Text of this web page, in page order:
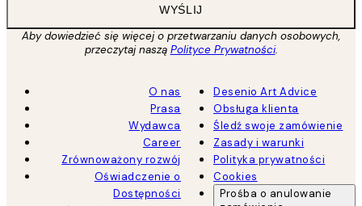
WYŚLIJ
Aby dowiedzieć się więcej o przetwarzaniu danych osobowych,
przeczytaj naszą Polityce Prywatności.
O nas
Prasa
Wydawca
Career
Zrównoważony rozwój
Oświadczenie o
Dostępności
Desenio Art Advice
Obsługa klienta
Śledź swoje zamówienie
Zasady i warunki
Polityka prywatności
Cookies
Prośba o anulowanie